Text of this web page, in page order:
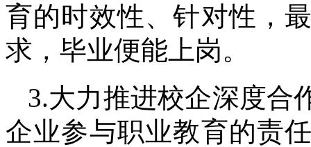
育的时效性、针对性，
求，毕业便能上岗。
3.大力推进校企深度合
企业参与职业教育的责